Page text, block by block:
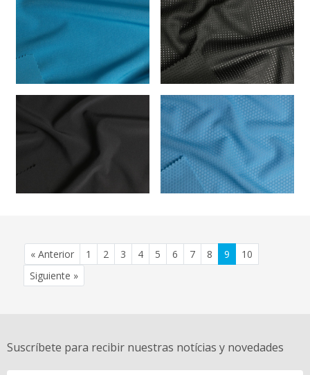
« Anterior 1 (current)
2 (current)
3 (current)
4(current)
5 (current)
6 (current)
7(current)
8 (current)
9 (current)
10
Siguiente »
Suscríbete para recibir nuestras notícias y novedades